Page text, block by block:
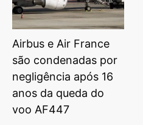
Airbus e Air France
são condenadas por
negligência após 16
anos da queda do
voo AF447